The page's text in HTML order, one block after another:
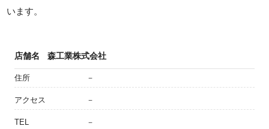
います。
店舗名 森工業株式会社
住所 －
アクセス －
TEL －